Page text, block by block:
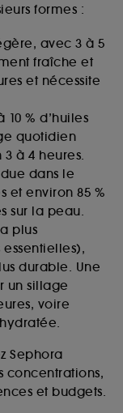
formes :
avec 3 à 5
fraîche et
et nécessite
10 % d’huiles
quotidien
à 4 heures.
dans le
et environ 85 %
sur la peau.
plus
essentielles),
durable. Une
un sillage
voire
Sephora
concentrations,
et budgets.